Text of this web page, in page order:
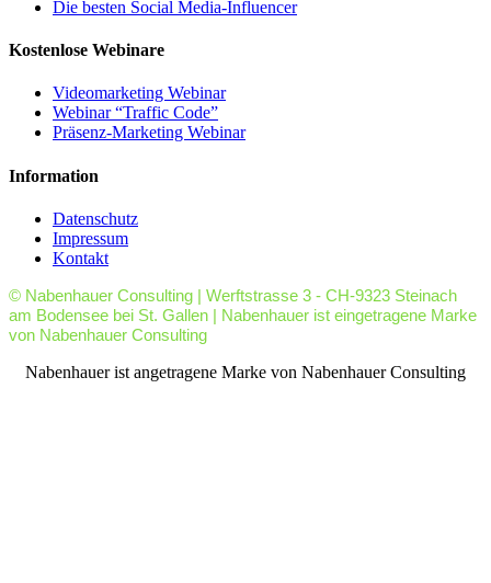
Die besten Social Media-Influencer
Kostenlose Webinare
Videomarketing Webinar
Webinar “Traffic Code”
Präsenz-Marketing Webinar
Information
Datenschutz
Impressum
Kontakt
© Nabenhauer Consulting | Werftstrasse 3 - CH-9323 Steinach
am Bodensee bei St. Gallen | Nabenhauer ist eingetragene Marke
von Nabenhauer Consulting
facebook
youtube
rssNabenhauer ist angetragene Marke von Nabenhauer Consulting